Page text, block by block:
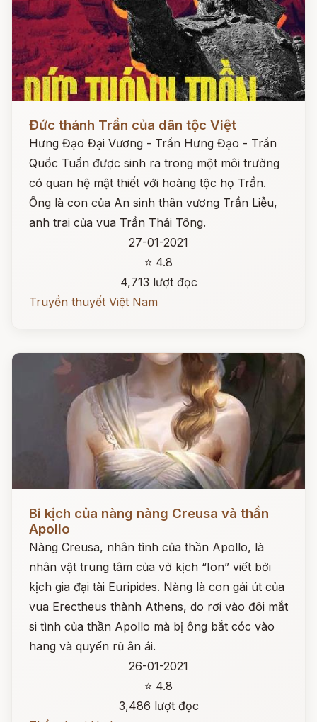
Đức thánh Trần của dân tộc Việt
Hưng Đạo Đại Vương - Trần Hưng Đạo - Trần
Quốc Tuấn được sinh ra trong một môi trường
có quan hệ mật thiết với hoàng tộc họ Trần.
Ông là con của An sinh thân vương Trần Liễu,
anh trai của vua Trần Thái Tông.
27-01-2021
⭐ 4.8
4,713 lượt đọc
Truyền thuyết Việt Nam
Bi kịch của nàng nàng Creusa và thần
Apollo
Nàng Creusa, nhân tình của thần Apollo, là
nhân vật trung tâm của vở kịch “Ion” viết bởi
kịch gia đại tài Euripides. Nàng là con gái út của
vua Erectheus thành Athens, do rơi vào đôi mắt
si tình của thần Apollo mà bị ông bắt cóc vào
hang và quyến rũ ân ái.
26-01-2021
⭐ 4.8
3,486 lượt đọc